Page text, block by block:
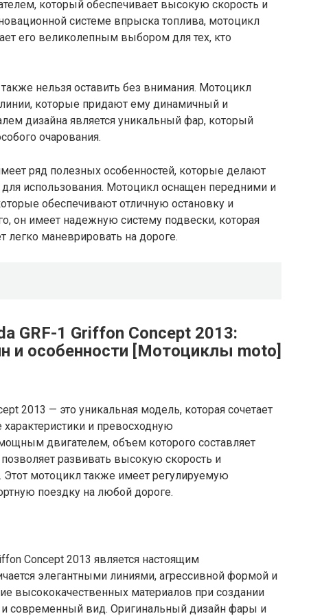
который обеспечивает высокую скорость и
системе впрыска топлива, мотоцикл
его великолепным выбором для тех, кто
нельзя оставить без внимания. Мотоцикл
которые придают ему динамичный и
дизайна является уникальный фар, который
очарования.
ряд полезных особенностей, которые делают
использования. Мотоцикл оснащен передними и
обеспечивают отличную остановку и
он имеет надежную систему подвески, которая
легко маневрировать на дороге.
GRF-1 Griffon Concept 2013:
и особенности [Мотоциклы moto]
2013 — это уникальная модель, которая сочетает
и превосходную
двигателем, объем которого составляет
развивать высокую скорость и
Этот мотоцикл также имеет регулируемую
поездку на любой дороге.
Concept 2013 является настоящим
элегантными линиями, агрессивной формой и
высококачественных материалов при создании
и современный вид. Оригинальный дизайн фары и